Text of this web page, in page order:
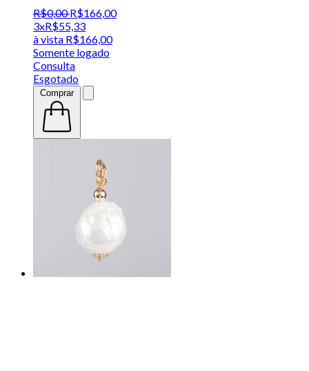
R$0,00 R$166,00
3xR$55,33
à vista R$166,00
Somente logado
Consulta
Esgotado
Comprar